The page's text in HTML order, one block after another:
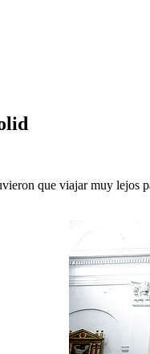
que viajar muy lejos